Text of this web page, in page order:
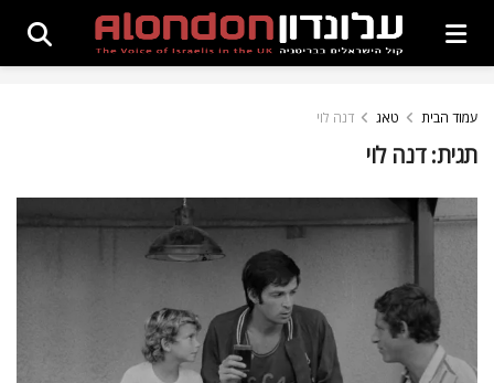
עמוד הבית טאג דנה לוי
תגית:דנה לוי